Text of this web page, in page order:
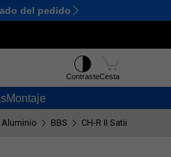
Ctrl M
del pedido
Montaje
ContrasteCesta
BBS CH-R II Satin Platinum